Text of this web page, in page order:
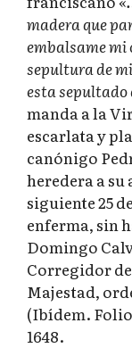
madera que
embalsame mi
sepultura de
esta
manda a la
escarlata y
canónigo
heredera a
siguiente 25
enferma, sin
Domingo
Corregidor
Majestad,
(Ibídem. Folio
1648.